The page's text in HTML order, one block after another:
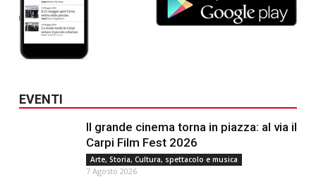
EVENTI
Il grande cinema torna in piazza: al via il
Carpi Film Fest 2026
Arte, Storia, Cultura, spettacolo e musica
7 Agosto 2026